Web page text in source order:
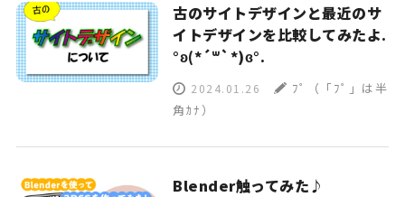
古のサイトデザインと最近のサ
イトデザインを比較してみたよ.
°ʚ(*´꒳`*)ɞ°.
2024.01.26
ﾌﾟ（「ﾌﾟ」は半
角ｶﾅ）
Blender触ってみた♪